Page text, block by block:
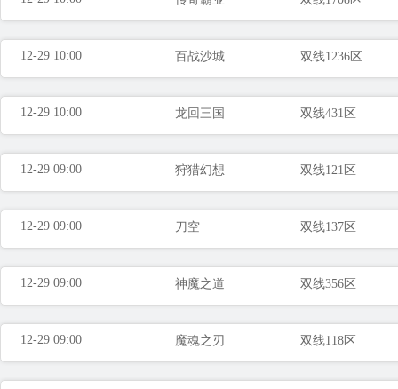
12-29 10:00 百战沙城 双线1236区
12-29 10:00 龙回三国 双线431区
12-29 09:00 狩猎幻想 双线121区
12-29 09:00 刀空 双线137区
12-29 09:00 神魔之道 双线356区
12-29 09:00 魔魂之刃 双线118区